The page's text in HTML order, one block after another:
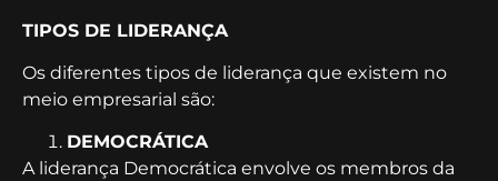
TIPOS DE LIDERANÇA
Os diferentes tipos de liderança que existem no
meio empresarial são:
DEMOCRÁTICA
A liderança Democrática envolve os membros da